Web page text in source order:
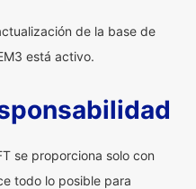
de la base de
está activo.
se proporciona solo con
todo lo posible para